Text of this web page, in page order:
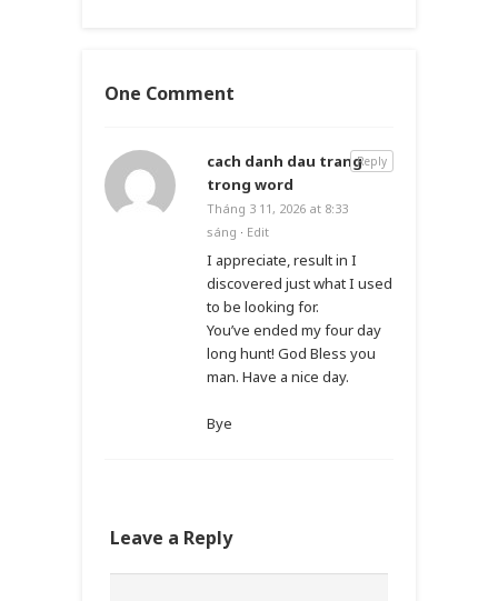
One Comment
cach danh dau trang
trong word
Tháng 3 11, 2026 at 8:33
sáng · Edit
I appreciate, result in I
discovered just what I used
to be looking for.
You’ve ended my four day
long hunt! God Bless you
man. Have a nice day.
Bye
Reply
Leave a Reply